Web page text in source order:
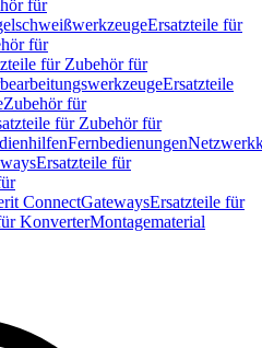
für
Ersatzteile für
für
für Zubehör für
Ersatzteile
Zubehör für
für Zubehör für
Fernbedienungen
Ersatzteile für
ConnectGatewaysErsatzteile für
KonverterMontagematerial